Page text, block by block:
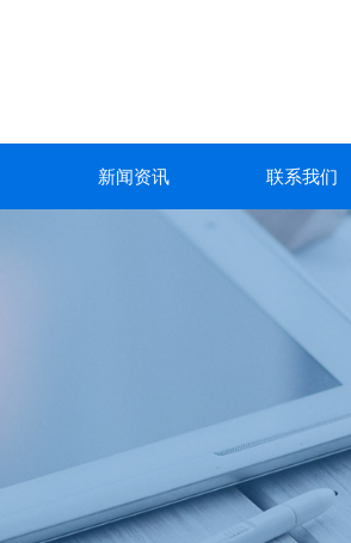
新闻资讯 联系我们